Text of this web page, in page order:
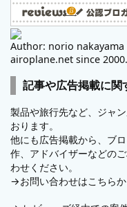
Author: norio nakayama
airoplane.net since
記事や広告掲載に関
製品や旅行先など、ジャ
おります。
他にも広告掲載から、ブ
作、アドバイザーなどの
わせください。
→お問い合わせはこちらか